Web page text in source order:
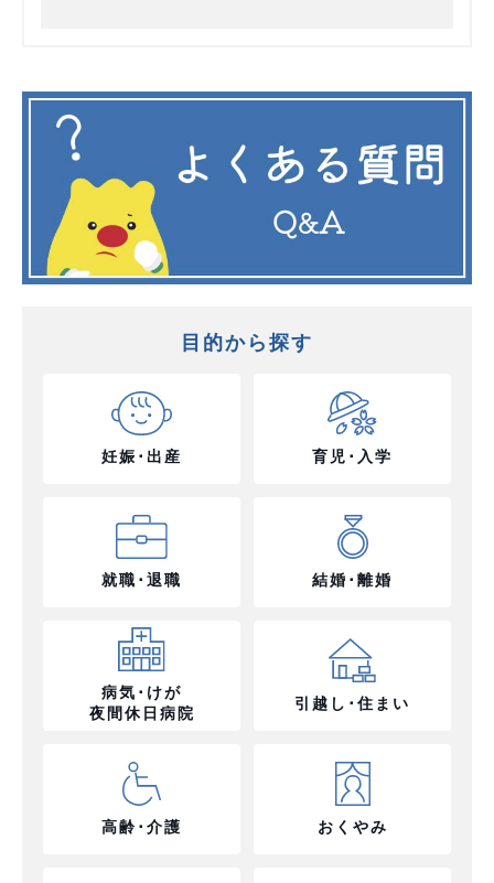
目的から探す
妊娠･出産 育児･入学
就職･退職 結婚･離婚
病気･けが
夜間休日病院
引越し･住まい
高齢･介護 おくやみ